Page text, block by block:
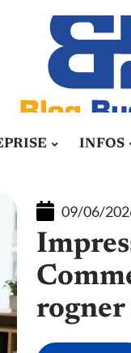
INFOS
09/06/
rogner